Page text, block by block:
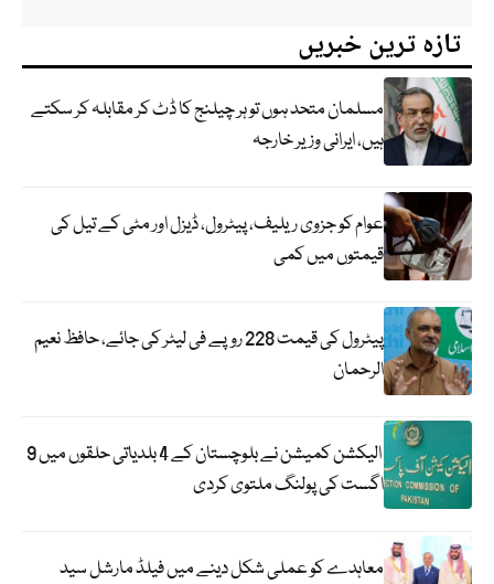
تازہ ترین خبریں
مسلمان متحد ہوں تو ہر چیلنج کا ڈٹ کر مقابلہ کر سکتے
ہیں، ایرانی وزیر خارجہ
عوام کو جزوی ریلیف، پیٹرول، ڈیزل اور مٹی کے تیل کی
قیمتوں میں کمی
پیٹرول کی قیمت 228 روپے فی لیٹر کی جائے، حافظ نعیم
الرحمان
الیکشن کمیشن نے بلوچستان کے 4 بلدیاتی حلقوں میں 9
اگست کی پولنگ ملتوی کردی
معاہدے کو عملی شکل دینے میں فیلڈ مارشل سید